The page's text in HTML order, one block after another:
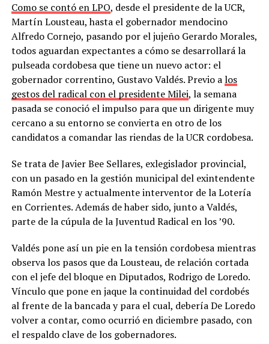
Como se contó en LPO, desde el presidente de la UCR,
Martín Lousteau, hasta el gobernador mendocino
Alfredo Cornejo, pasando por el jujeño Gerardo Morales,
todos aguardan expectantes a cómo se desarrollará la
pulseada cordobesa que tiene un nuevo actor: el
gobernador correntino, Gustavo Valdés. Previo alos
gestos del radical con el presidente Milei, la semana
pasada se conoció el impulso para que un dirigente muy
cercano a su entorno se convierta en otro de los
candidatos a comandar las riendas de la UCR cordobesa.
Se trata de Javier Bee Sellares, exlegislador provincial,
con un pasado en la gestión municipal del exintendente
Ramón Mestre y actualmente interventor de la Lotería
en Corrientes. Además de haber sido, junto a Valdés,
parte de la cúpula de la Juventud Radical en los ’90.
Valdés pone así un pie en la tensión cordobesa mientras
observa los pasos que da Lousteau, de relación cortada
con el jefe del bloque en Diputados, Rodrigo de Loredo.
Vínculo que pone en jaque la continuidad del cordobés
al frente de la bancada y para el cual, debería De Loredo
volver a contar, como ocurrió en diciembre pasado, con
el respaldo clave de los gobernadores.